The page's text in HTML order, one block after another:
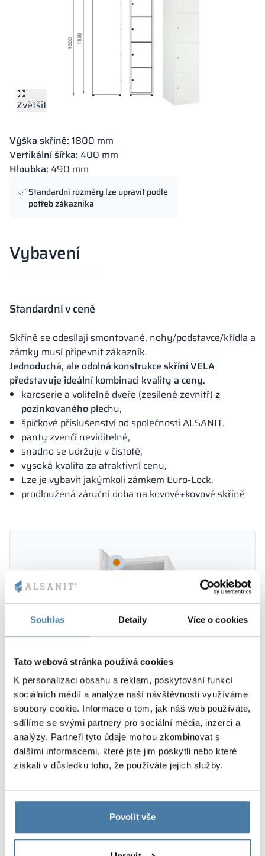
Souhlas Detaily Více o cookies
Tato webová stránka používá cookies
K personalizaci obsahu a reklam, poskytování funkcí
sociálních médií a analýze naší návštěvnosti využíváme
soubory cookie. Informace o tom, jak náš web používáte,
sdílíme se svými partnery pro sociální média, inzerci a
analýzy. Partneři tyto údaje mohou zkombinovat s
dalšími informacemi, které jste jim poskytli nebo které
získali v důsledku toho, že používáte jejich služby.
Povolit vše
Zvětšit
Výška skříně: 1800 mm
Vertikální šířka: 400 mm
Hloubka: 490 mm
Standardní rozměry lze upravit podle
potřeb zákazníka
Vybavení
Standardní v ceně
Skříně se odesílají smontované, nohy/podstavce/křídla a
zámky musí připevnit zákazník.
Jednoduchá, ale odolná konstrukce skříní VELA
představuje ideální kombinaci kvality a ceny.
karoserie a volitelné dveře (zesílené zevnitř) z
pozinkovaného plechu,
špičkové příslušenství od společnosti ALSANIT.
panty zvenčí neviditelné,
snadno se udržuje v čistotě,
vysoká kvalita za atraktivní cenu,
Lze je vybavit jakýmkoli zámkem Euro-Lock.
prodloužená záruční doba na kovové+kovové skříně